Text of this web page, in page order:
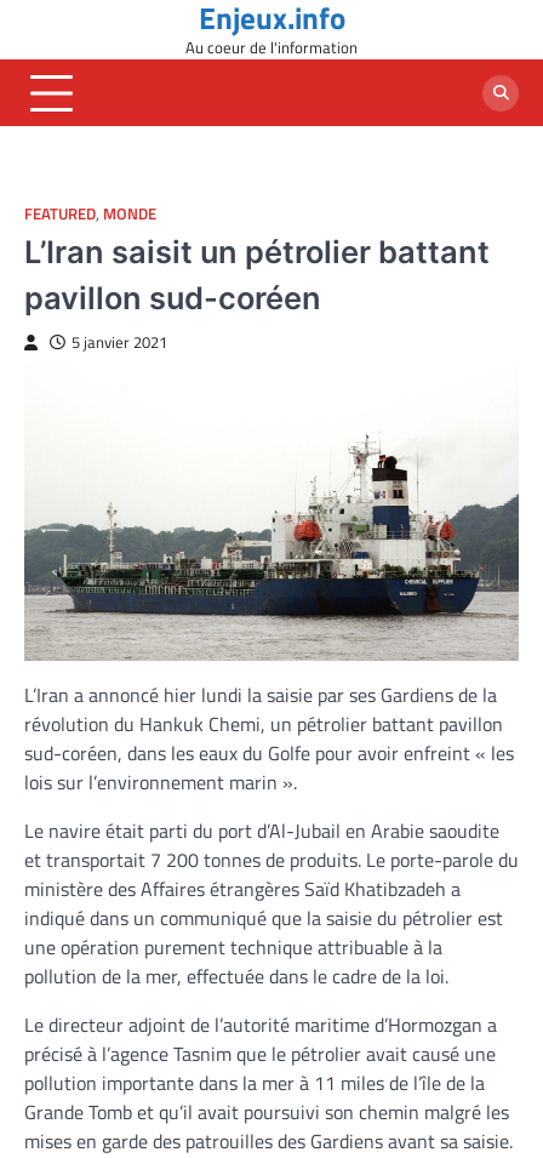
content
Enjeux.info
Au coeur de l'information
FEATURED, MONDE
L’Iran saisit un pétrolier battant
pavillon sud-coréen
5 janvier 2021
L’Iran a annoncé hier lundi la saisie par ses Gardiens de la
révolution du Hankuk Chemi, un pétrolier battant pavillon
sud-coréen, dans les eaux du Golfe pour avoir enfreint « les
lois sur l’environnement marin ».
Le navire était parti du port d’Al-Jubail en Arabie saoudite
et transportait 7 200 tonnes de produits. Le porte-parole du
ministère des Affaires étrangères Saïd Khatibzadeh a
indiqué dans un communiqué que la saisie du pétrolier est
une opération purement technique attribuable à la
pollution de la mer, effectuée dans le cadre de la loi.
Le directeur adjoint de l’autorité maritime d’Hormozgan a
précisé à l’agence Tasnim que le pétrolier avait causé une
pollution importante dans la mer à 11 miles de l’île de la
Grande Tomb et qu’il avait poursuivi son chemin malgré les
mises en garde des patrouilles des Gardiens avant sa saisie.